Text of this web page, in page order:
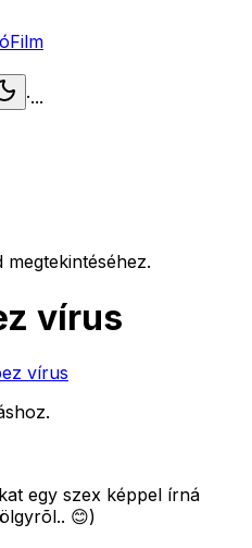
Film
·...
megtekintéséhez.
vírus
vírus
egy szex képpel írná
😊)